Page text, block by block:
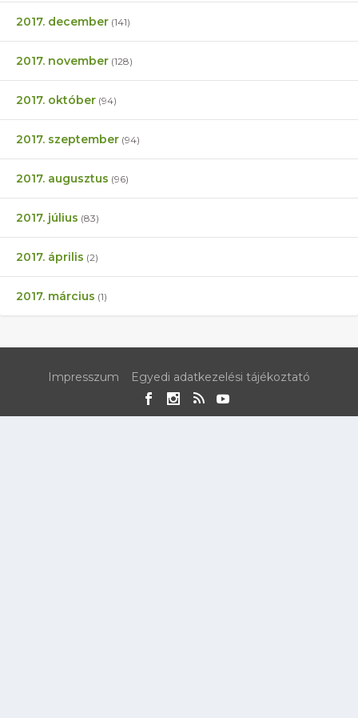
2017. december (141)
2017. november (128)
2017. október (94)
2017. szeptember (94)
2017. augusztus (96)
2017. július (83)
2017. április (2)
2017. március (1)
Impresszum Egyedi adatkezelési tájékoztató